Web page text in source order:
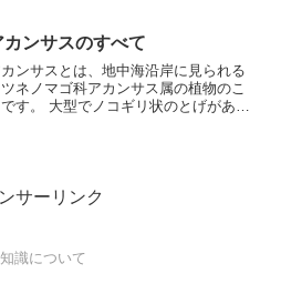
ミリ以上の筋違を入れた場合、壁倍率
3.0となるが、5.0にするためには、た
掛けにしなければならないため、事
倍の構造金物を入れることになる。
流行しました。
カンサスのすべて
ンサスとは、地中海沿岸に見られる
ネノマゴ科アカンサス属の植物のこ
す。
大型でノコギリ状のとげがあ
をモチーフとした装飾のことを指し
す。
の構成法）の柱頭、フリーズなど様々
分に掘り込まれています。古代ギリ
サーリンク
識について